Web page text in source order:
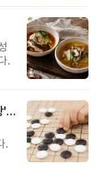
.
제3회 서초구 아버지센터배 '매너 바둑왕' 대회
.